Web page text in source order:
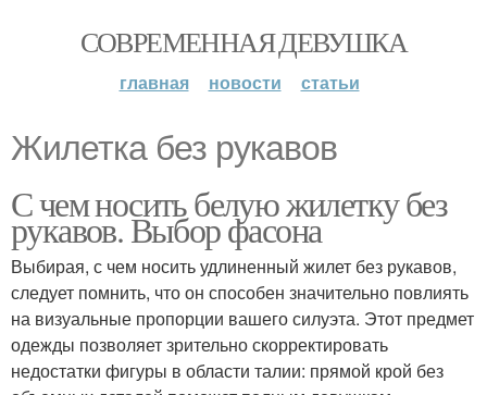
СОВРЕМЕННАЯ ДЕВУШКА
главная новости статьи
Жилетка без рукавов
С чем носить белую жилетку без
рукавов. Выбор фасона
Выбирая, с чем носить удлиненный жилет без рукавов,
следует помнить, что он способен значительно повлиять
на визуальные пропорции вашего силуэта. Этот предмет
одежды позволяет зрительно скорректировать
недостатки фигуры в области талии: прямой крой без